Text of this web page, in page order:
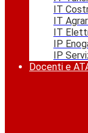
IT
IT
IT
IP
IP
Docenti e